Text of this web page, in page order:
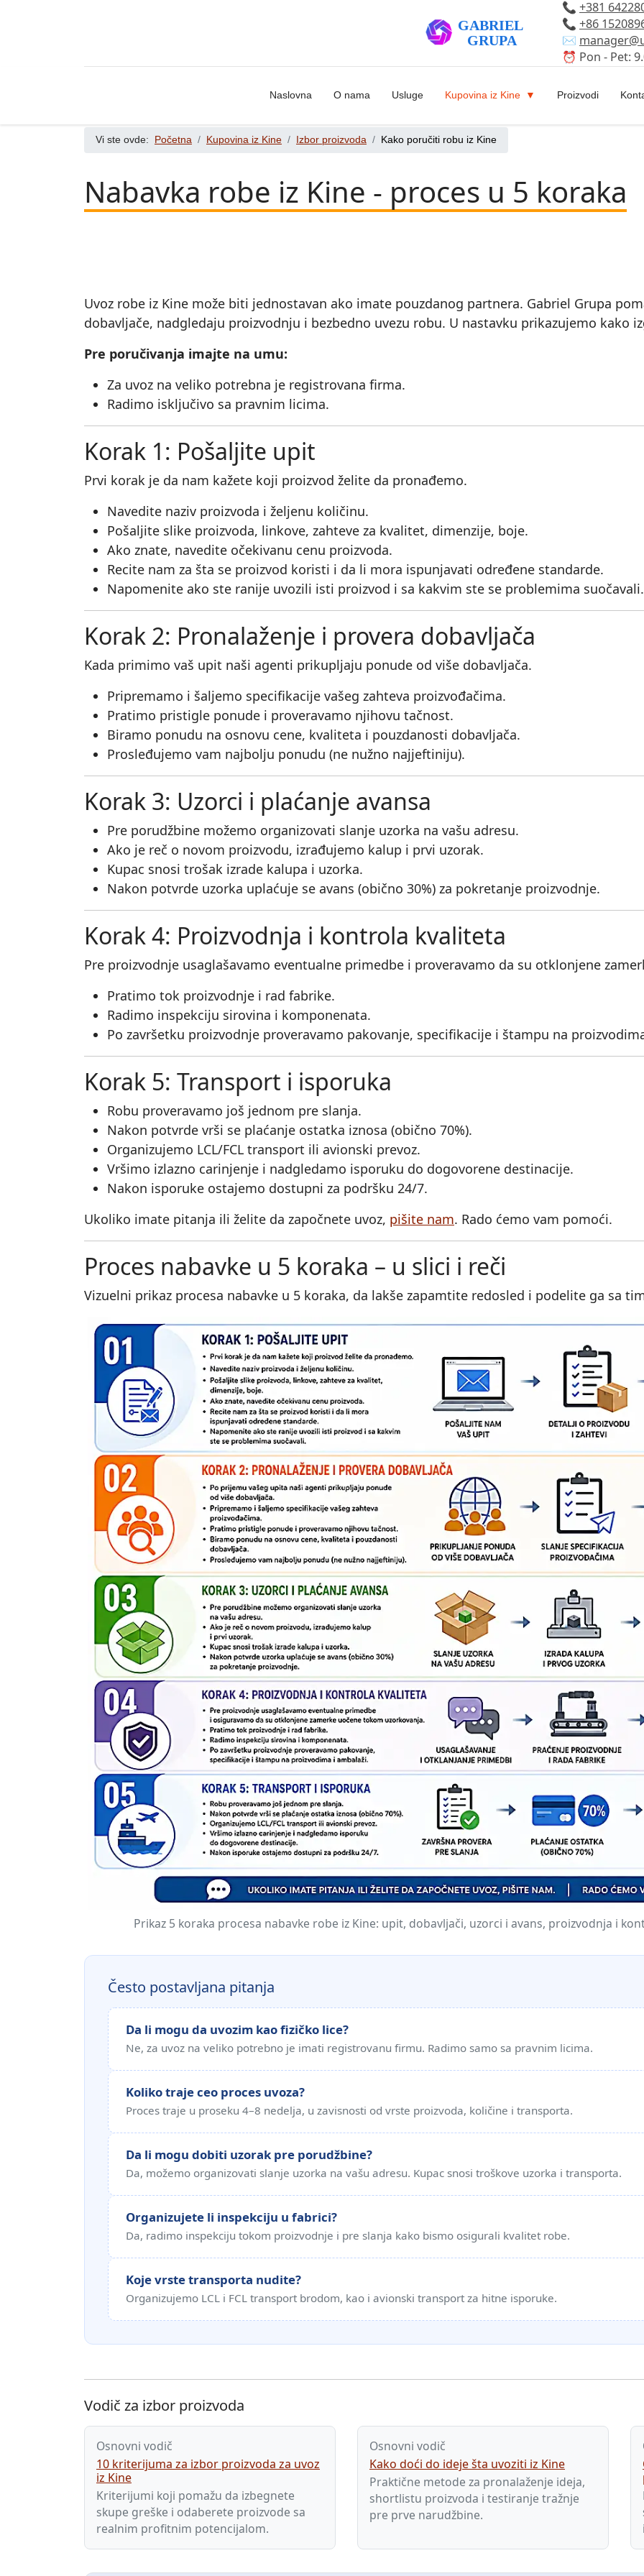
📞 +381
📞 +86
✉️
⏰ Pon - Pet:
Naslovna O nama Usluge Kupovina iz Kine Proizvodi
Vi ste ovde: Početna Kupovina iz Kine Izbor proizvoda Kako poručiti robu iz Kine
Nabavka robe iz Kine - proces u 5 koraka
Uvoz robe iz Kine može biti jednostavan ako imate pouzdanog partnera. Gabriel Grupa
dobavljače, nadgledaju proizvodnju i bezbedno uvezu robu. U nastavku prikazujemo kako
Pre poručivanja imajte na umu:
Za uvoz na veliko potrebna je registrovana firma.
Radimo isključivo sa pravnim licima.
Korak 1: Pošaljite upit
Prvi korak je da nam kažete koji proizvod želite da pronađemo.
Navedite naziv proizvoda i željenu količinu.
Pošaljite slike proizvoda, linkove, zahteve za kvalitet, dimenzije, boje.
Ako znate, navedite očekivanu cenu proizvoda.
Recite nam za šta se proizvod koristi i da li mora ispunjavati određene standarde.
Napomenite ako ste ranije uvozili isti proizvod i sa kakvim ste se problemima suočavali.
Korak 2: Pronalaženje i provera dobavljača
Kada primimo vaš upit naši agenti prikupljaju ponude od više dobavljača.
Pripremamo i šaljemo specifikacije vašeg zahteva proizvođačima.
Pratimo pristigle ponude i proveravamo njihovu tačnost.
Biramo ponudu na osnovu cene, kvaliteta i pouzdanosti dobavljača.
Prosleđujemo vam najbolju ponudu (ne nužno najjeftiniju).
Korak 3: Uzorci i plaćanje avansa
Pre porudžbine možemo organizovati slanje uzorka na vašu adresu.
Ako je reč o novom proizvodu, izrađujemo kalup i prvi uzorak.
Kupac snosi trošak izrade kalupa i uzorka.
Nakon potvrde uzorka uplaćuje se avans (obično 30%) za pokretanje proizvodnje.
Korak 4: Proizvodnja i kontrola kvaliteta
Pre proizvodnje usaglašavamo eventualne primedbe i proveravamo da su otklonjene
Pratimo tok proizvodnje i rad fabrike.
Radimo inspekciju sirovina i komponenata.
Po završetku proizvodnje proveravamo pakovanje, specifikacije i štampu na
Korak 5: Transport i isporuka
Robu proveravamo još jednom pre slanja.
Nakon potvrde vrši se plaćanje ostatka iznosa (obično 70%).
Organizujemo LCL/FCL transport ili avionski prevoz.
Vršimo izlazno carinjenje i nadgledamo isporuku do dogovorene destinacije.
Nakon isporuke ostajemo dostupni za podršku 24/7.
Ukoliko imate pitanja ili želite da započnete uvoz, pišite nam. Rado ćemo vam pomoći.
Proces nabavke u 5 koraka – u slici i reči
Vizuelni prikaz procesa nabavke u 5 koraka, da lakše zapamtite redosled i podelite ga sa
Prikaz 5 koraka procesa nabavke robe iz Kine: upit, dobavljači, uzorci i avans, proizvodnja i
Često postavljana pitanja
Da li mogu da uvozim kao fizičko lice?
Ne, za uvoz na veliko potrebno je imati registrovanu firmu. Radimo samo sa pravnim licima.
Koliko traje ceo proces uvoza?
Proces traje u proseku 4–8 nedelja, u zavisnosti od vrste proizvoda, količine i transporta.
Da li mogu dobiti uzorak pre porudžbine?
Da, možemo organizovati slanje uzorka na vašu adresu. Kupac snosi troškove uzorka i transporta.
Organizujete li inspekciju u fabrici?
Da, radimo inspekciju tokom proizvodnje i pre slanja kako bismo osigurali kvalitet robe.
Koje vrste transporta nudite?
Organizujemo LCL i FCL transport brodom, kao i avionski transport za hitne isporuke.
Vodič za izbor proizvoda
Osnovni vodič
10 kriterijuma za izbor proizvoda za uvoz
iz Kine
Kriterijumi koji pomažu da izbegnete
skupe greške i odaberete proizvode sa
realnim profitnim potencijalom.
Osnovni vodič
Kako doći do ideje šta uvoziti iz Kine
Praktične metode za pronalaženje ideja,
shortlistu proizvoda i testiranje tražnje
pre prve narudžbine.